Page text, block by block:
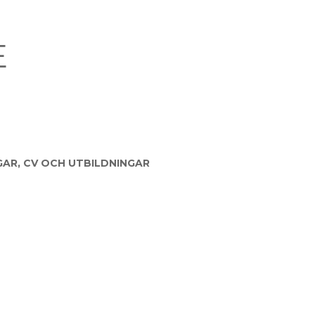
CV OCH UTBILDNINGAR